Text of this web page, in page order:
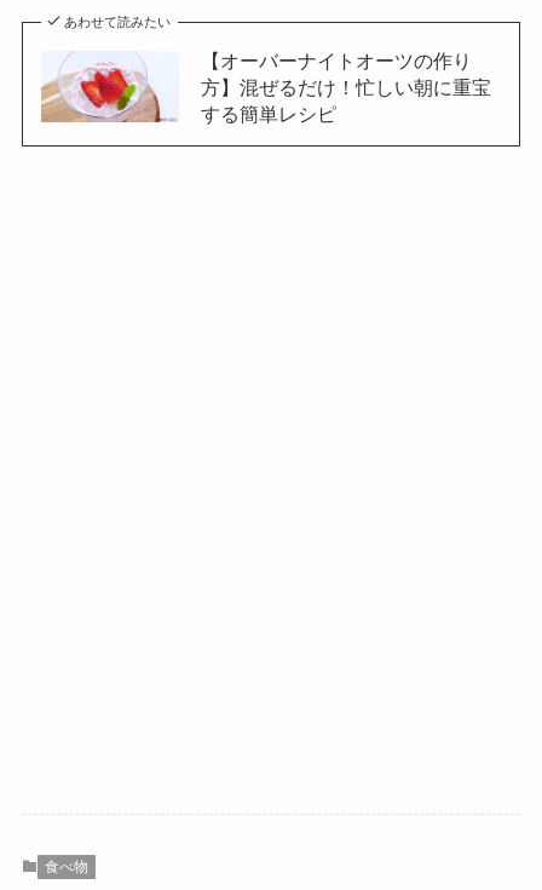
あわせて読みたい
【オーバーナイトオーツの作り
方】混ぜるだけ！忙しい朝に重宝
する簡単レシピ
食べ物